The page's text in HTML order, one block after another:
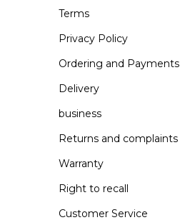
Terms
Privacy Policy
Ordering and Payments
Delivery
business
Returns and complaints
Warranty
Right to recall
Customer Service